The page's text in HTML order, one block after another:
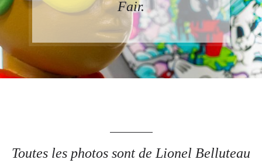
Fair.
Toutes les photos sont de Lionel Belluteau